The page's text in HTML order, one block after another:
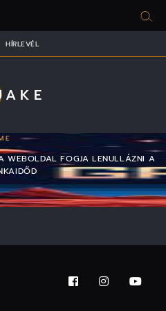
HÍRLEVÉL
WEBOLDAL FOGJA LENULLÁZNI A